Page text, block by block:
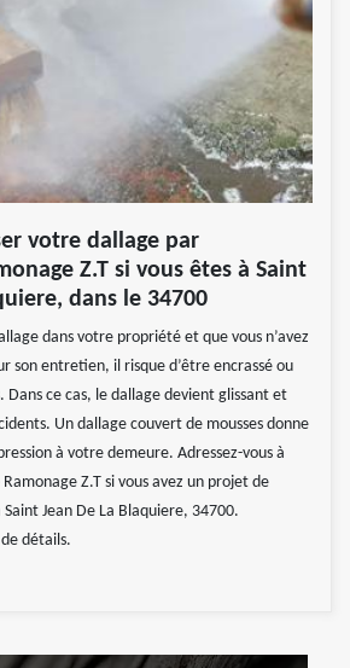
votre dallage par
Z.T si vous êtes à Saint
dans le 34700
dans votre propriété et que vous n’avez
son entretien, il risque d’être encrassé ou
Dans ce cas, le dallage devient glissant et
Un dallage couvert de mousses donne
à votre demeure. Adressez-vous à
Z.T si vous avez un projet de
Jean De La Blaquiere, 34700.
détails.